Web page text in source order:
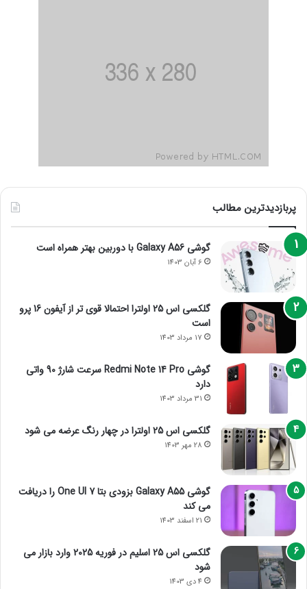
پربازدیدترین مطالب
گوشی Galaxy A56 با دوربین بهتر همراه است
6 آبان 1403
گلکسی اس 25 اولترا احتمالا قوی تر از آیفون 16 پرو
است
17 مرداد 1403
گوشی Redmi Note 14 Pro سرعت شارژ 90 واتی
دارد
31 مرداد 1403
گلکسی اس 25 اولترا در چهار رنگ عرضه می شود
28 مهر 1403
گوشی Galaxy A55 بزودی بتا One UI 7 را دریافت
می کند
21 اسفند 1403
گلکسی اس 25 اسلیم در فوریه 2025 وارد بازار می
شود
4 دی 1403